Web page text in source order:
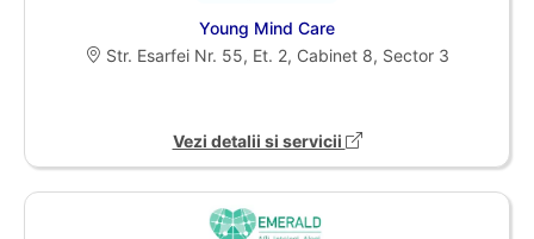
Young Mind Care
Str. Esarfei Nr. 55, Et. 2, Cabinet 8, Sector 3
Vezi detalii si servicii